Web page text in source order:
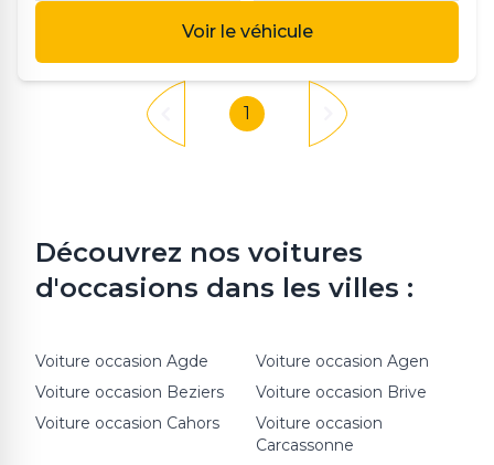
Voir le véhicule
1
Découvrez nos voitures
d'occasions dans les villes :
Voiture occasion Agde Voiture occasion Agen
Voiture occasion Beziers Voiture occasion Brive
Voiture occasion Cahors
Voiture occasion
Carcassonne